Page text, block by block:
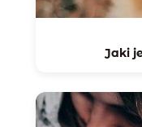
Jaki